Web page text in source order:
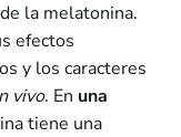
la melatonina.
efectos
y los caracteres
vivo. En una
tiene una